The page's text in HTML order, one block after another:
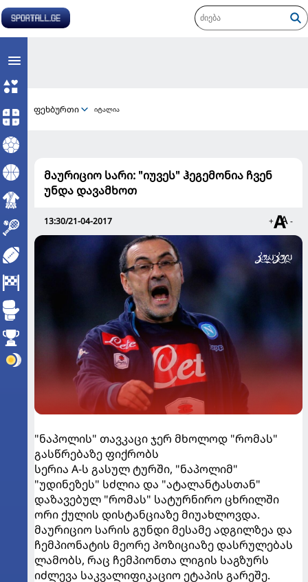
ფეხბურთი იტალია
მაურიციო სარი: "იუვეს" ჰეგემონია ჩვენ
უნდა დავამხოთ
13:30/21-04-2017 + -
"ნაპოლის" თავკაცი ჯერ მხოლოდ "რომას"
გასწრებაზე ფიქრობს
სერია A-ს გასულ ტურში, "ნაპოლიმ"
"უდინეზეს" სძლია და "ატალანტასთან"
დაზავებულ "რომას" სატურნირო ცხრილში
ორი ქულის დისტანციაზე მიუახლოვდა.
მაურიციო სარის გუნდი მესამე ადგილზეა და
ჩემპიონატის მეორე პოზიციაზე დასრულებას
ლამობს, რაც ჩემპიონთა ლიგის საგზურს
იძლევა საკვალიფიკაციო ეტაპის გარეშე.